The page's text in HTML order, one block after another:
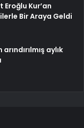
Kur’an
Bir Araya Geldi
aylık